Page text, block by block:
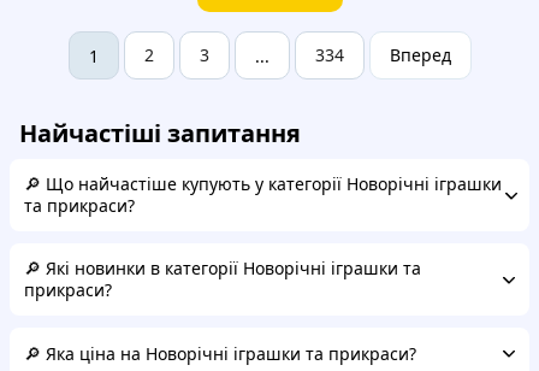
1 2 3 ... 334 Вперед
Найчастіші запитання
🔎 Що найчастіше купують у категорії Новорічні іграшки
та прикраси?
🔎 Які новинки в категорії Новорічні іграшки та
прикраси?
🔎 Яка ціна на Новорічні іграшки та прикраси?